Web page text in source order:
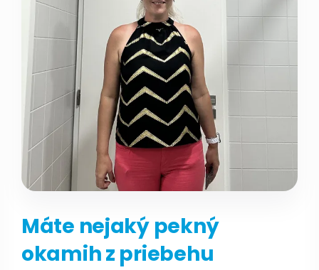
Máte nejaký pekný
okamih z priebehu